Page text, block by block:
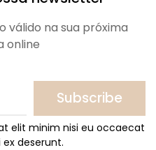
válido na sua próxima
online
Subscribe
elit minim nisi eu occaecat
deserunt.